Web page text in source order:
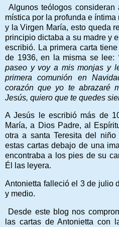
Algunos teólogos
mística por la profunda e
y la Virgen María, esto queda
principio dictaba a su madre y
escribió. La primera carta
de 1936, en la misma se lee:
paseo y voy a mis monjas y
primera comunión en
corazón que yo te abrazaré
Jesús, quiero que te quedes
A Jesús le escribió más de
María, a Dios Padre, al
otra a santa Teresita del
estas cartas debajo de una
encontraba a los pies de su
Él las leyera.
Antonietta falleció el 3 de julio
y medio.
Desde este blog nos
las cartas de Antonietta con